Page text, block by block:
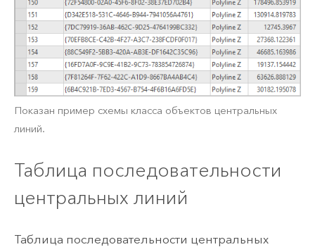
Показан пример схемы класса объектов центральных
линий.
Таблица последовательности
центральных линий
Таблица последовательности центральных